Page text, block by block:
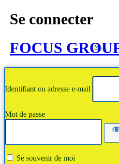
Se connecter
FOCUS
Identifiant ou adresse e-mail
Mot de passe
Se souvenir de moi